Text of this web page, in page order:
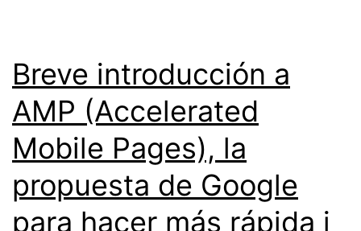
Breve introducción a
AMP (Accelerated
Mobile Pages), la
propuesta de Google
para hacer más rápida i